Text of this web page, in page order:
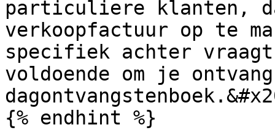
particuliere klanten,
verkoopfactuur op te
specifiek achter
voldoende om je
{% endhint %}